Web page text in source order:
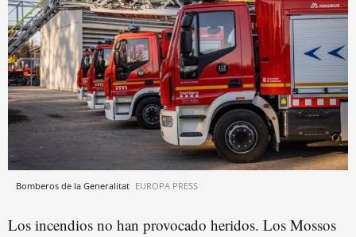
Bomberos de la Generalitat EUROPA PRESS
Los incendios no han provocado heridos. Los Mossos